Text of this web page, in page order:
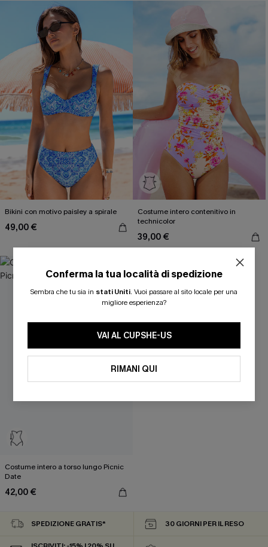
Bikini con motivo paisley a spirale
49,00 €
Costume intero contenitivo in
technicolor
39,00 €
Costume intero a torso lungo Picnic
Date
42,00 €
Conferma la tua località di spedizione
Sembra che tu sia in stati Uniti. Vuoi passare al sito locale per una
migliore esperienza?
VAI AL CUPSHE-US
RIMANI QUI
SPEDIZIONE GRATIS* 30 GIORNI PER IL RESO